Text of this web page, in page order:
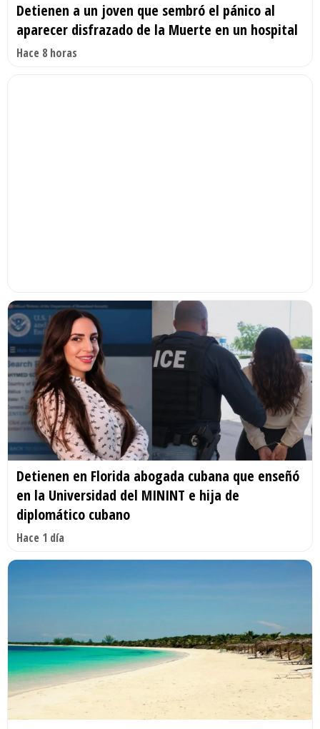
Detienen a un joven que sembró el pánico al
aparecer disfrazado de la Muerte en un hospital
Hace 8 horas
Detienen en Florida abogada cubana que enseñó
en la Universidad del MININT e hija de
diplomático cubano
Hace 1 día